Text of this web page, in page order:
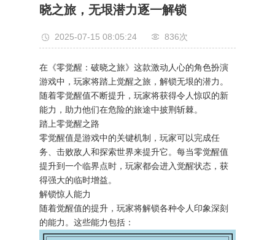
晓之旅，无垠潜力逐一解锁
2025-07-15 08:05:24 836次
在《零觉醒：破晓之旅》这款激动人心的角色扮演
游戏中，玩家将踏上觉醒之旅，解锁无垠的潜力。
随着零觉醒值不断提升，玩家将获得令人惊叹的新
能力，助力他们在危险的旅途中披荆斩棘。
踏上零觉醒之路
零觉醒值是游戏中的关键机制，玩家可以完成任
务、击败敌人和探索世界来提升它。每当零觉醒值
提升到一个临界点时，玩家都会进入觉醒状态，获
得强大的临时增益。
解锁惊人能力
随着觉醒值的提升，玩家将解锁各种令人印象深刻
的能力。这些能力包括：